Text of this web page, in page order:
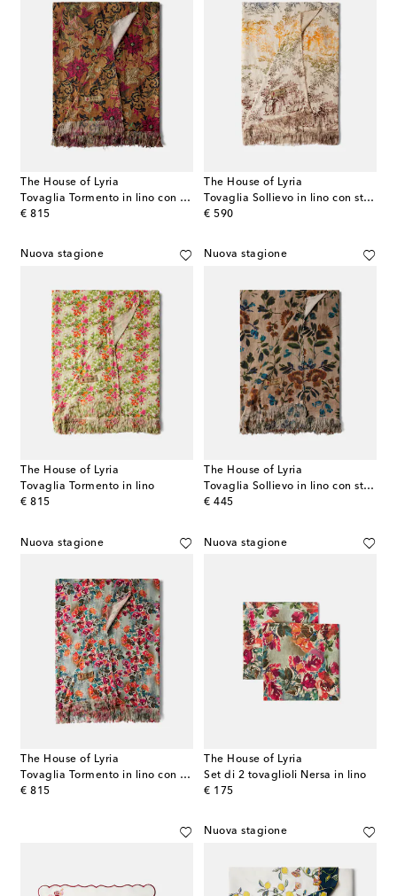
The House of Lyria
Tovaglia Tormento in lino con stampa floreale
€ 815
original price
The House of Lyria
Tovaglia Sollievo in lino con stampa
€ 590
original price
Nuova stagione
The House of Lyria
Tovaglia Tormento in lino
€ 815
original price
Nuova stagione
The House of Lyria
Tovaglia Sollievo in lino con stampa floreale
€ 445
original price
Nuova stagione
The House of Lyria
Tovaglia Tormento in lino con stampa floreale
€ 815
original price
Nuova stagione
The House of Lyria
Set di 2 tovaglioli Nersa in lino
€ 175
original price
Nuova stagione